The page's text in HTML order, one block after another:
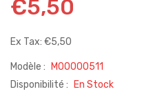
€5,50
Ex Tax: €5,50
Modèle :
M00000511
Disponibilité :
En Stock